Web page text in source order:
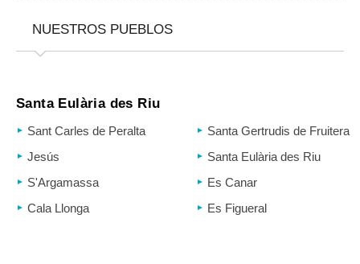
NUESTROS PUEBLOS
Santa Eulària des Riu
Sant Carles de Peralta
Santa Gertrudis de Fruitera
Jesús
Santa Eulària des Riu
S'Argamassa
Es Canar
Cala Llonga
Es Figueral